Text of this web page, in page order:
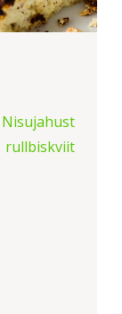
Nisujahust
rullbiskviit